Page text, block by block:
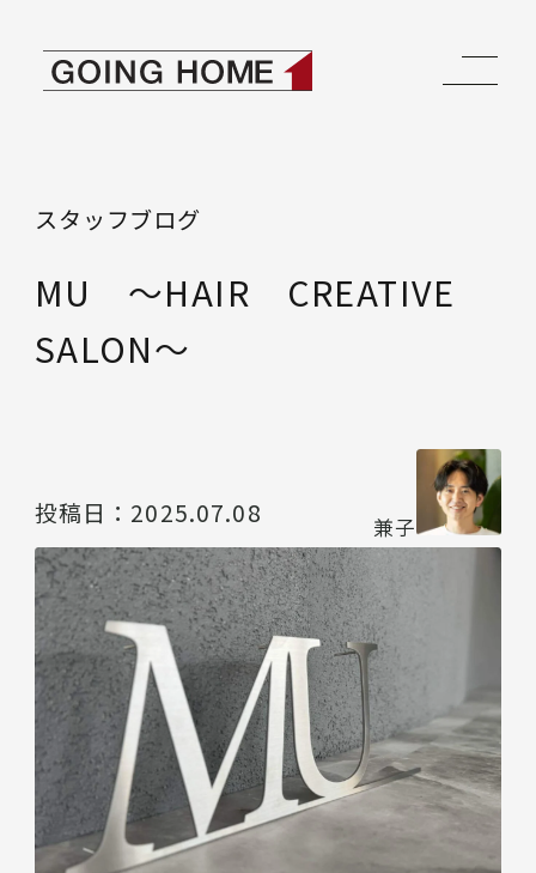
スタッフブログ
MU ～HAIR CREATIVE
SALON～
投稿日： 2025.07.08 兼子